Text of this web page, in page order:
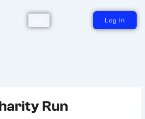
Log In
Run